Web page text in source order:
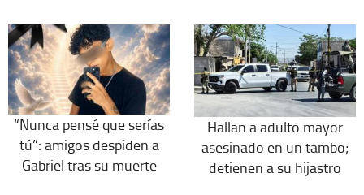
“Nunca pensé que serías
tú”: amigos despiden a
Gabriel tras su muerte
Hallan a adulto mayor
asesinado en un tambo;
detienen a su hijastro